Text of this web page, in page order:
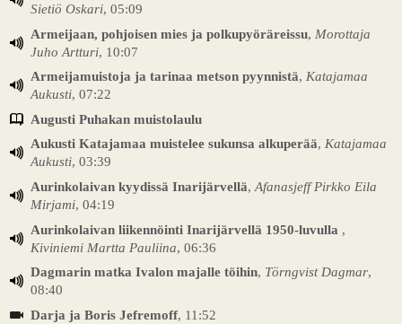
Sietiö Oskari, 05:09
Armeijaan, pohjoisen mies ja polkupyöräreissu, Morottaja
Juho Artturi, 10:07
Armeijamuistoja ja tarinaa metson pyynnistä, Katajamaa
Aukusti, 07:22
Augusti Puhakan muistolaulu
Aukusti Katajamaa muistelee sukunsa alkuperää, Katajamaa
Aukusti, 03:39
Aurinkolaivan kyydissä Inarijärvellä, Afanasjeff Pirkko Eila
Mirjami, 04:19
Aurinkolaivan liikennöinti Inarijärvellä 1950-luvulla ,
Kiviniemi Martta Pauliina, 06:36
Dagmarin matka Ivalon majalle töihin, Törngvist Dagmar,
08:40
Darja ja Boris Jefremoff, 11:52